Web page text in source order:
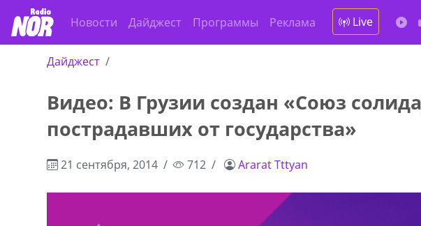
Новости Дайджест Программы Реклама Live
Дайджест
Видео: В Грузии создан «Союз
пострадавших от государства»
21 сентября, 2014 712 Ararat Tttyan
мешках, 500 22 47 42